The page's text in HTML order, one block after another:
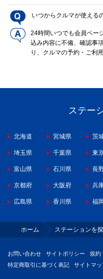
いつからクルマが使える
24時間いつでも会員ペー
込み内容に不備、確認事
り、クルマの予約・ご利
ステー
北海道 宮城県 茨
埼玉県 千葉県 東
富山県 石川県 長
京都府 大阪府 兵
広島県 香川県 福
ホーム ステーションを
お問い合わせ サイトポリシー
規約
特定商取引に基づく表記
サイトマッ